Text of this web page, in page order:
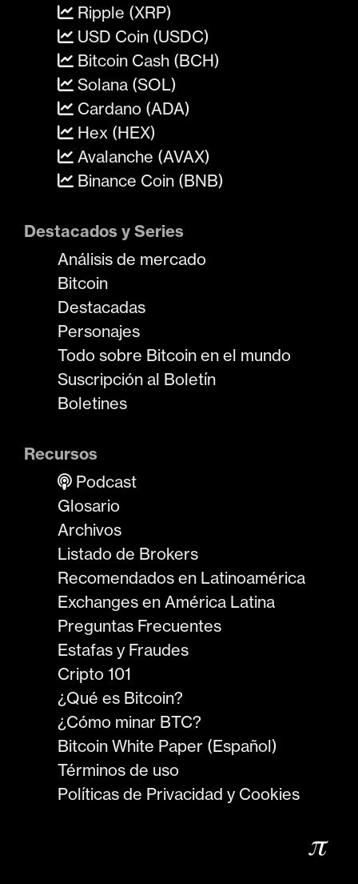
Ripple (XRP)
USD Coin (USDC)
Bitcoin Cash (BCH)
Solana (SOL)
Cardano (ADA)
Hex (HEX)
Avalanche (AVAX)
Binance Coin (BNB)
Destacados y Series
Análisis de mercado
Bitcoin
Destacadas
Personajes
Todo sobre Bitcoin en el mundo
Suscripción al Boletín
Boletines
Recursos
Podcast
Glosario
Archivos
Listado de Brokers
Recomendados en Latinoamérica
Exchanges en América Latina
Preguntas Frecuentes
Estafas y Fraudes
Cripto 101
¿Qué es Bitcoin?
¿Cómo minar BTC?
Bitcoin White Paper (Español)
Términos de uso
Políticas de Privacidad y Cookies
𝜋